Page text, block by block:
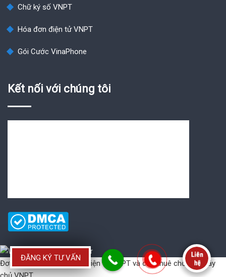
ĐĂNG KÝ TƯ VẤN
Chữ ký số VNPT
Hóa đơn điện tử VNPT
Gói Cước VinaPhone
Kết nối với chúng tôi
Đơn vị cung cấp Hóa đơn điện tử VNPT và cho thuê chổ đặt máy